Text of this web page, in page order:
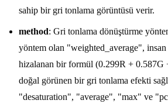
sahip bir gri tonlama görüntüsü verir.
method: Gri tonlama dönüştürme
yöntem olan "weighted_average", insan
hizalanan bir formül (0.299R + 0.587G
doğal görünen bir gri tonlama efekti
"desaturation", "average", "max" ve